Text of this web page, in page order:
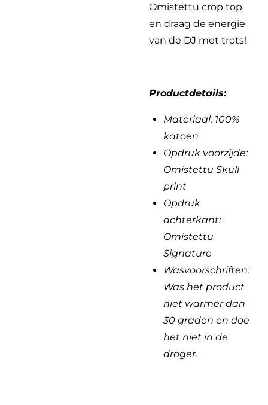
Omistettu crop top
en draag de energie
van de DJ met trots!
Productdetails:
Materiaal: 100%
katoen
Opdruk voorzijde:
Omistettu Skull
print
Opdruk
achterkant:
Omistettu
Signature
Wasvoorschriften:
Was het product
niet warmer dan
30 graden en doe
het niet in de
droger.